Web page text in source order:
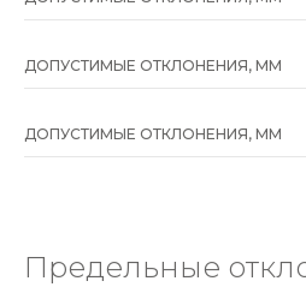
ДОПУСТИМЫЕ ОТКЛОНЕНИЯ, ММ
ДОПУСТИМЫЕ ОТКЛОНЕНИЯ, ММ
Предельные